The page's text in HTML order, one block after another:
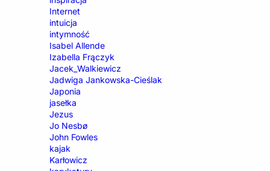
Internet
intuicja
intymność
Isabel Allende
Izabella Frączyk
Jacek_Walkiewicz
Jadwiga Jankowska-Cieślak
Japonia
jasełka
Jezus
Jo Nesbø
John Fowles
kajak
Karłowicz